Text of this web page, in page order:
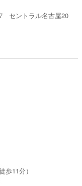
セントラル名古屋20
歩11分）